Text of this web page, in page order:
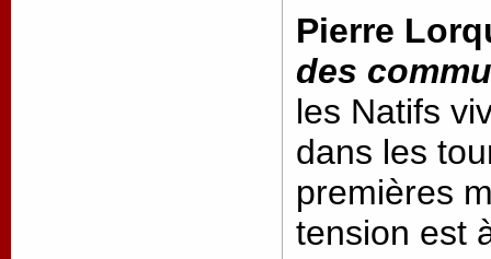
Pierre
des
les Natifs
dans les
premières
tension est